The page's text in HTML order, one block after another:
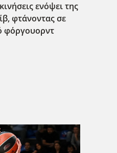
ενόψει της
φτάνοντας σε